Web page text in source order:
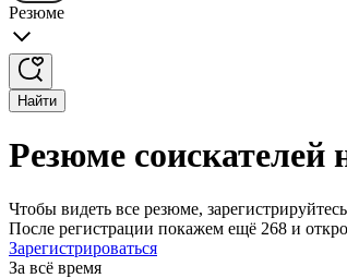
Резюме
Найти
Резюме соискателей
Чтобы видеть все резюме, зарегистрируйтесь
После регистрации покажем ещё 268 и
Зарегистрироваться
За всё время